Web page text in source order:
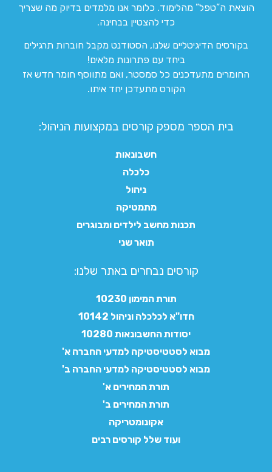
הוצאת ה”טפל” מהלימוד. כלומר אנו מלמדים בדיוק מה שצריך
כדי להצטיין בבחינה.
בקורסים הדיגיטליים שלנו, הסטודנט מקבל חוברות תרגילים
ביחד עם פתרונות מלאים!
החומרים מתעדכנים כל סמסטר, ואם מתווסף חומר חדש אז
הקורס מתעדכן יחד איתו.
בית הספר מספק קורסים במקצועות הניהול:
חשבונאות
כלכלה
ניהול
מתמטיקה
תכנות מחשב לילדים ומבוגרים
תואר שני
קורסים נבחרים באתר שלנו:​
תורת המימון 10230
חדו"א לכלכלה וניהול 10142
יסודות החשבונאות 10280
מבוא לסטטיסטיקה למדעי החברה א'
מבוא לסטטיסטיקה למדעי החברה ב'
תורת המחירים א'
תורת המחירים ב'
אקונומטריקה
ועוד שלל קורסים רבים